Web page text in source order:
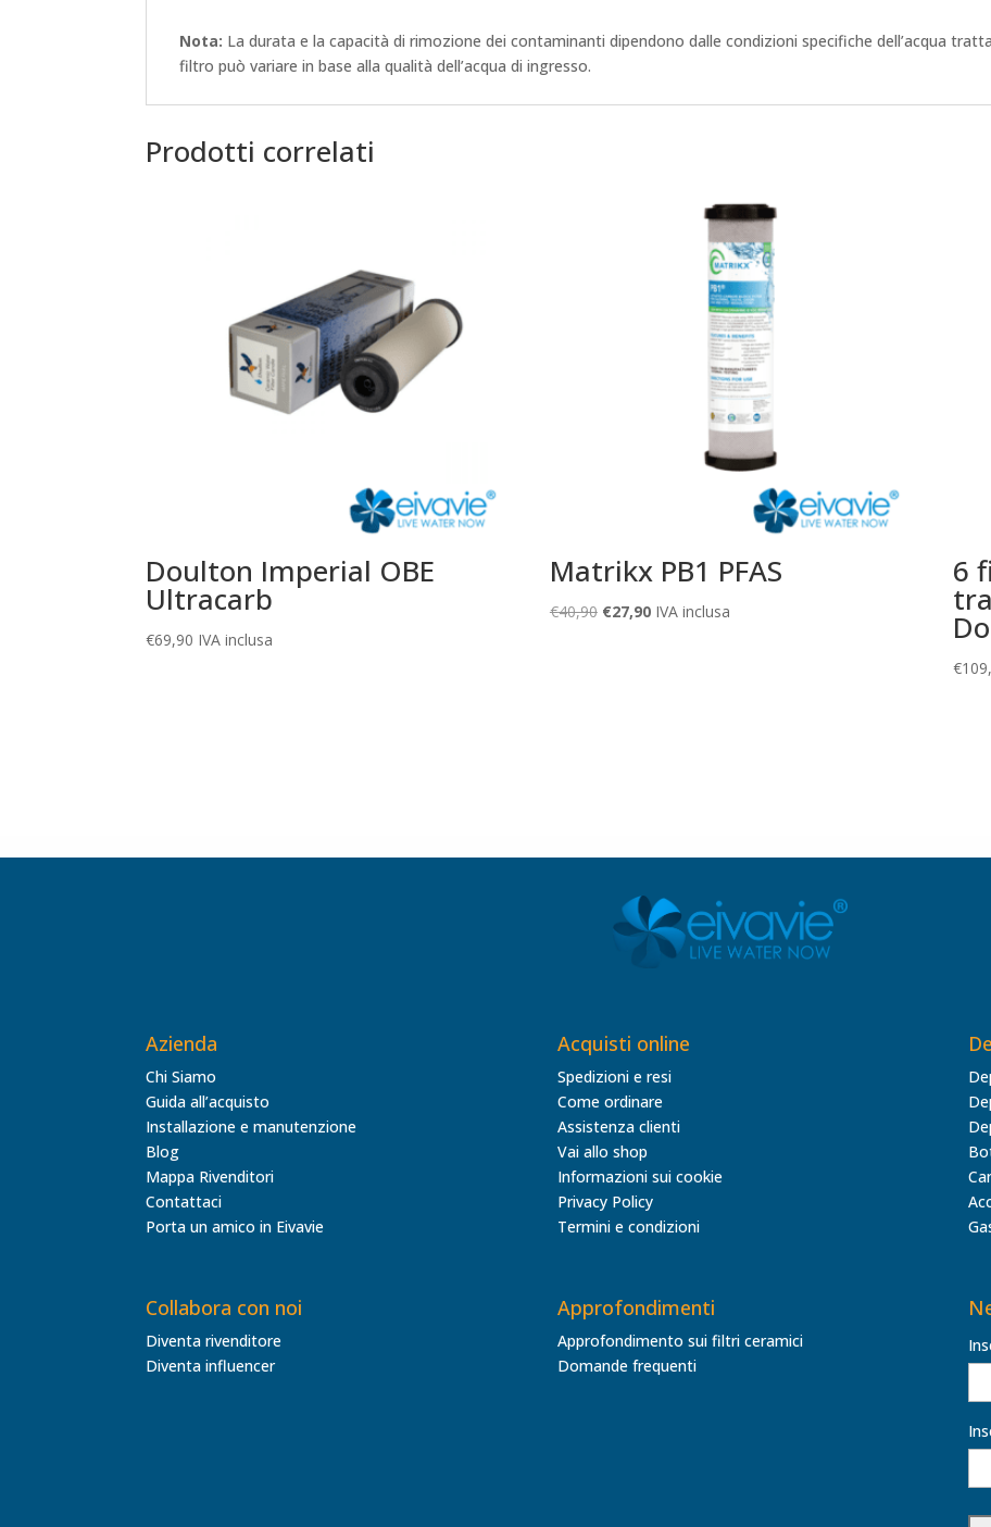
Nota: La durata e la capacità di rimozione dei contaminanti dipendono dalle condizioni specifiche dell’acqua
filtro può variare in base alla qualità dell’acqua di ingresso.
Prodotti correlati
Doulton Imperial OBE
Ultracarb
€69,90 IVA inclusa
Matrikx PB1 PFAS
€40,90 Il
€27,90IlIVA inclusa
6
€
Azienda
Chi Siamo
Guida all’acquisto
Installazione e manutenzione
Blog
Mappa Rivenditori
Contattaci
Porta un amico in Eivavie
Acquisti online
Spedizioni e resi
Come ordinare
Assistenza clienti
Vai allo shop
Informazioni sui cookie
Privacy Policy
Termini e condizioni
Collabora con noi
Diventa rivenditore
Diventa influencer
Approfondimenti
Approfondimento sui filtri ceramici
Domande frequenti